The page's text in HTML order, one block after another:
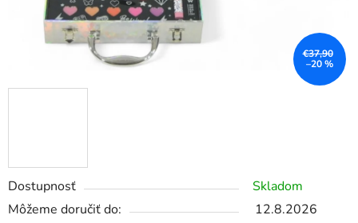
Dostupnosť
Skladom
Môžeme doručiť do:
12.8.2026
€37,90
–20 %